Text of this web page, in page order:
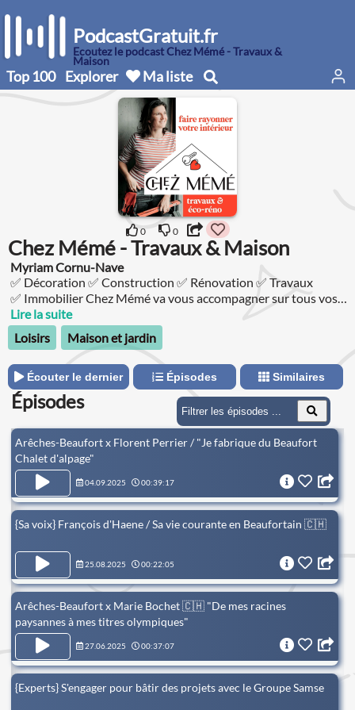
PodcastGratuit.fr
Écoutez le podcast Chez Mémé - Travaux &
Maison
Top 100 Explorer Ma liste
0 0
Chez Mémé - Travaux & Maison
Myriam Cornu-Nave
✅ Décoration ✅ Construction ✅ Rénovation ✅ Travaux
✅ Immobilier Chez Mémé va vous accompagner sur tous vos
projets et vous aider à faire de votre lieu de vie un endroit où
vous sentir vraiment VOUS et comme chez vous.
Lire la suite
Loisirs
Maison et jardin
Écouter le dernier Épisodes Similaires
Épisodes
Arêches-Beaufort x Florent Perrier / "Je fabrique du Beaufort
Chalet d'alpage"
04.09.2025 00:39:17
{Sa voix} François d'Haene / Sa vie courante en Beaufortain 🇨🇭
25.08.2025 00:22:05
Arêches-Beaufort x Marie Bochet 🇨🇭 "De mes racines
paysannes à mes titres olympiques"
27.06.2025 00:37:07
{Experts} S'engager pour bâtir des projets avec le Groupe Samse